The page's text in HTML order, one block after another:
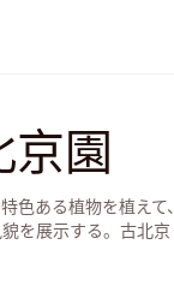
園
ある植物を植えて
を展示する。古北